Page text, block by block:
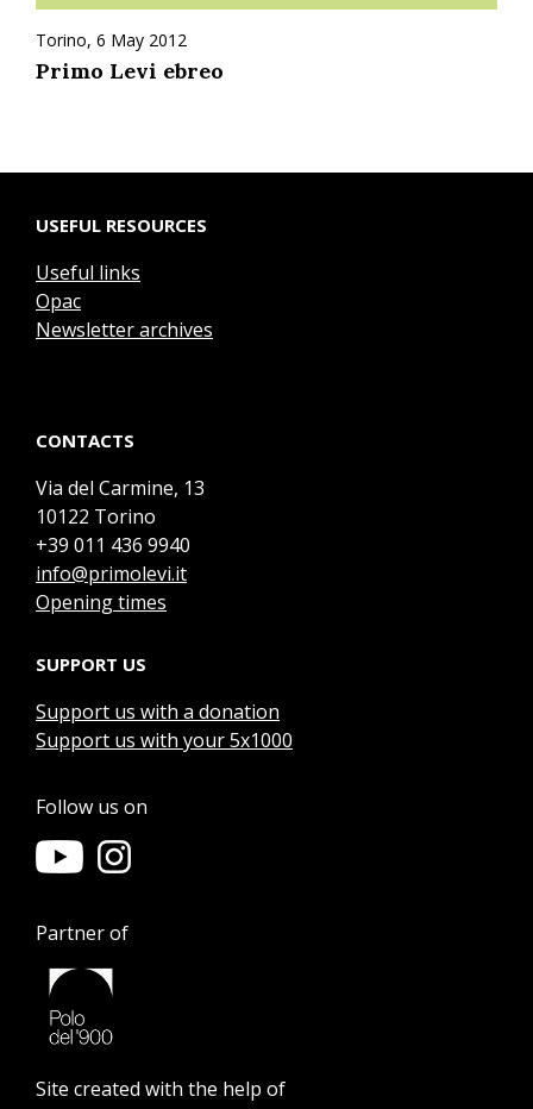
Torino, 6 May 2012
Primo Levi ebreo
USEFUL RESOURCES
Useful links
Opac
Newsletter archives
CONTACTS
Via del Carmine, 13
10122 Torino
+39 011 436 9940
info@primolevi.it
Opening times
SUPPORT US
Support us with a donation
Support us with your 5x1000
Follow us on
Partner of
Site created with the help of